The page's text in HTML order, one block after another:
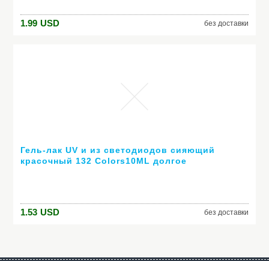
1.99 USD без доставки
Гель-лак UV и из светодиодов сияющий
красочный 132 Colors10ML долгое
1.53 USD без доставки